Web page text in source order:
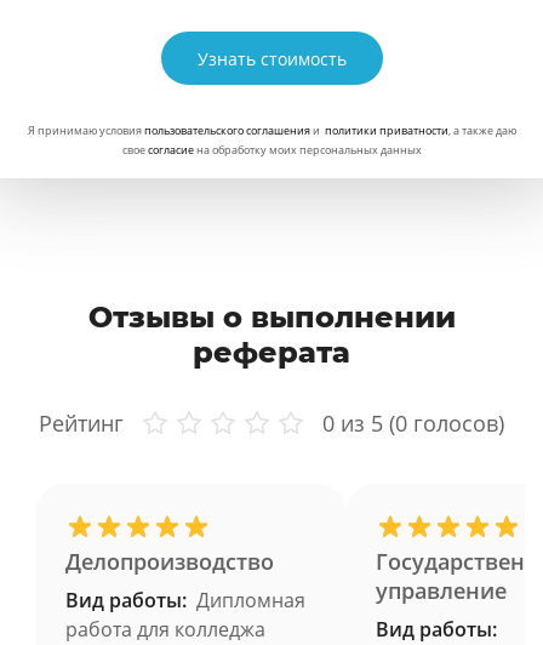
Узнать стоимость
Я принимаю условияпользовательского соглашенияи политики приватности, а также даю
своесогласиена обработку моих персональных данных
Отзывы о выполнении
реферата
Рейтинг 0 из 5 (0 голосов)
Делопроизводство
Вид работы: Дипломная
работа для колледжа
управление
Вид работы: